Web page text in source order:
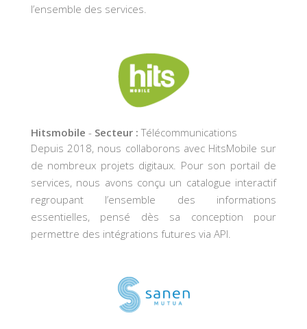
l’ensemble des services.
Hitsmobile - Secteur :Télécommunications
Depuis 2018, nous collaborons avec HitsMobile sur
de nombreux projets digitaux. Pour son portail de
services, nous avons conçu un catalogue interactif
regroupant l’ensemble des informations
essentielles, pensé dès sa conception pour
permettre des intégrations futures via API.